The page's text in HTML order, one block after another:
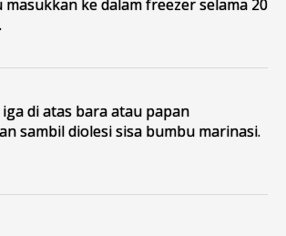
masukkan ke dalam freezer selama 20
di atas bara atau papan
sambil diolesi sisa bumbu marinasi.